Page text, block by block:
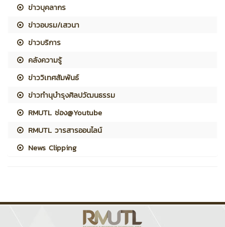
ข่าวบุคลากร
ข่าวอบรม/เสวนา
ข่าวบริการ
คลังความรู้
ข่าววิเทศสัมพันธ์
ข่าวทำนุบำรุงศิลปวัฒนธรรม
RMUTL ช่อง@Youtube
RMUTL วารสารออนไลน์
News Clipping